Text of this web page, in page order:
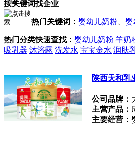
按关键词找企业
热门关键词： 婴幼儿奶粉 婴
热门分类快速查找： 婴幼儿奶粉 羊奶
吸乳器 沐浴露 洗发水 宝宝金水 润肤
陕西天和乳
公司品牌：
主营产品：
主要经营：